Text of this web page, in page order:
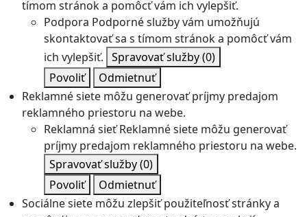
tímom stránok a pomôcť vám ich vylepšiť.
Podpora Podporné služby vám umožňujú
skontaktovať sa s tímom stránok a pomôcť vám
ich vylepšiť. Spravovať služby(0)
Povoliť
Odmietnuť
Reklamné siete môžu generovať príjmy predajom
reklamného priestoru na webe.
Reklamná sieť Reklamné siete môžu generovať
príjmy predajom reklamného priestoru na webe.
Spravovať služby(0)
Povoliť
Odmietnuť
Sociálne siete môžu zlepšiť použiteľnosť stránky a